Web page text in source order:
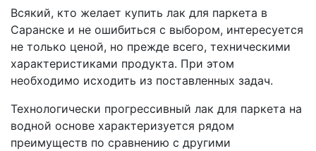
Всякий, кто желает купить лак для паркета в
Саранске и не ошибиться с выбором, интересуется
не только ценой, но прежде всего, техническими
характеристиками продукта. При этом
необходимо исходить из поставленных задач.
Технологически прогрессивный лак для паркета на
водной основе характеризуется рядом
преимуществ по сравнению с другими